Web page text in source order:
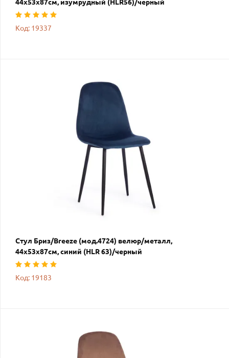
44х53х87см, изумрудный (HLR56)/черный
Код: 19337
Стул Бриз/Breeze (мод.4724) велюр/металл,
44х53х87см, синий (HLR 63)/черный
Код: 19183